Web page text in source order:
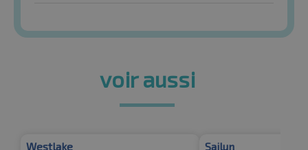
voir aussi
Westlake Sailun